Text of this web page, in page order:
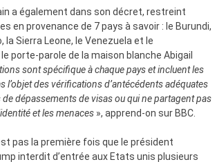
a également dans son décret, restreint
en provenance de 7 pays à savoir : le Burundi,
la Sierra Leone, le Venezuela et le
porte-parole de la maison blanche Abigail
sont spécifique à chaque pays et incluent les
l’objet des vérifications d’antécédents adéquates
dépassements de visas ou qui ne partagent pas
et les menaces », apprend-on sur BBC.
pas la première fois que le président
interdit d’entrée aux Etats unis plusieurs